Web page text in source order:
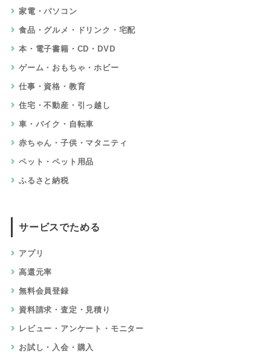
家電・パソコン
食品・グルメ・ドリンク・宅配
本・電子書籍・CD・DVD
ゲーム・おもちゃ・ホビー
仕事・資格・教育
住宅・不動産・引っ越し
車・バイク・自転車
赤ちゃん・子供・マタニティ
ペット・ペット用品
ふるさと納税
サービスでためる
アプリ
高還元率
無料会員登録
資料請求・査定・見積り
レビュー・アンケート・モニター
お試し・入会・購入